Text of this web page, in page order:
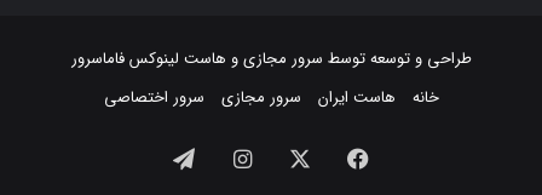
طراحی و توسعه توسط سرور مجازیو هاست لینوکسفاماسرور
خانه
هاست ایران سرور مجازی سرور اختصاصی
فیسبوک ایکس اینستاگرام